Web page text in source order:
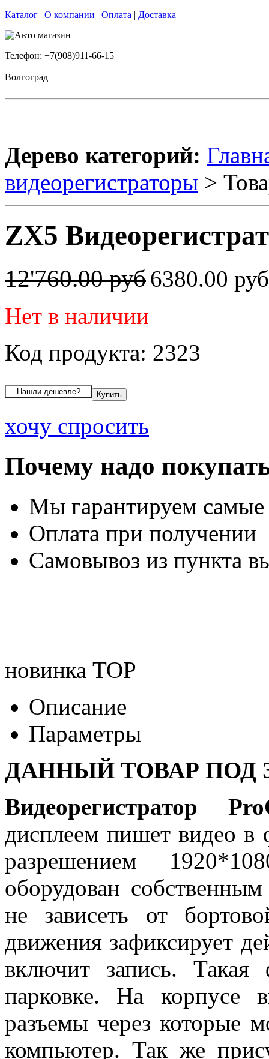
Каталог | О компании | Оплата | Доставка
Телефон: +7(908)911-66-15
Волгоград
Дерево категорий:
видеорегистраторы >
ZX5
12'760.00 руб6380.00
Нет в наличии
Код продукта: 2323
хочу спросить
Почему надо
Мы гарантируем
Оплата при получении
Самовывоз из пункта
новинка TOP
Описание
Параметры
ДАННЫЙ ТОВАР ПОД
Видеорегистратор
дисплеем пишет видео
разрешением
оборудован
не зависеть от
движения зафиксирует
включит запись.
парковке. На корпусе
разъемы через которые
компьютер. Так же